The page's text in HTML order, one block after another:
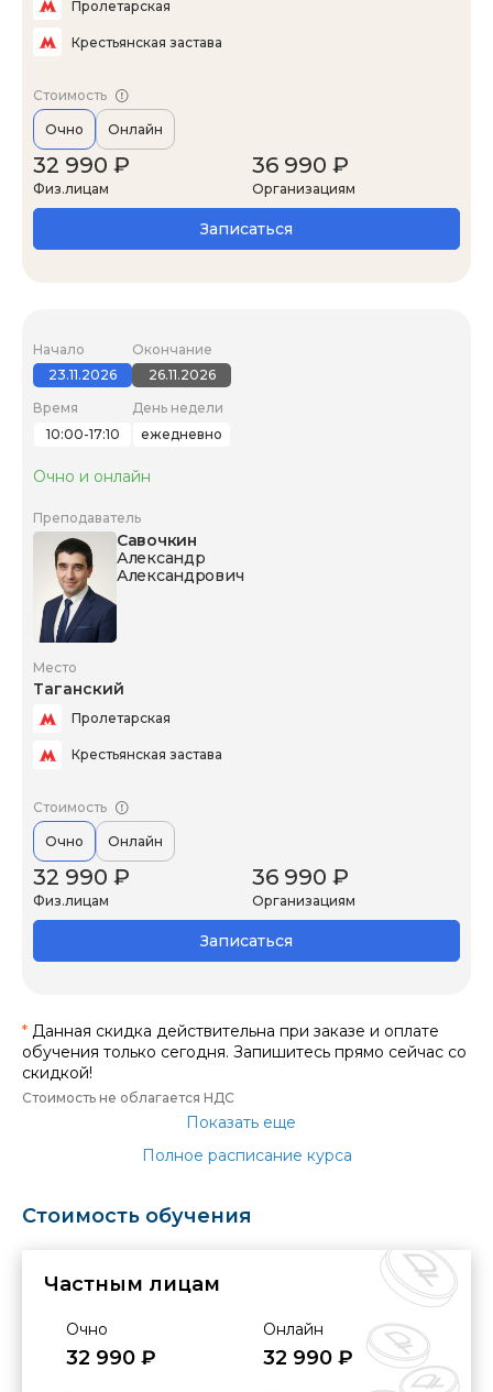
Пролетарская
Крестьянская застава
Стоимость
Очно Онлайн
32 990 ₽
Физ.лицам
36 990 ₽
Организациям
Записаться
Начало
23.11.2026
Окончание
26.11.2026
Время
10:00-17:10
День недели
ежедневно
Очно и онлайн
Преподаватель
Савочкин
Александр
Александрович
Место
Таганский
Пролетарская
Крестьянская застава
Стоимость
Очно Онлайн
32 990 ₽
Физ.лицам
36 990 ₽
Организациям
Записаться
* Данная скидка действительна при заказе и оплате
обучения только сегодня. Запишитесь прямо сейчас со
скидкой!
Стоимость не облагается НДС
Показать еще
Полное расписание курса
Стоимость обучения
Частным лицам
Очно
32 990 ₽
Онлайн
32 990 ₽